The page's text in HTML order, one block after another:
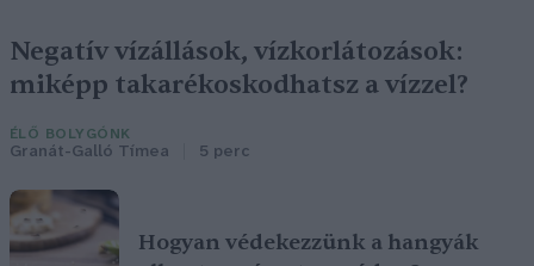
Negatív vízállások, vízkorlátozások:
miképp takarékoskodhatsz a vízzel?
ÉLŐ BOLYGÓNK
Granát-Galló Tímea 5 perc
Hogyan védekezzünk a hangyák